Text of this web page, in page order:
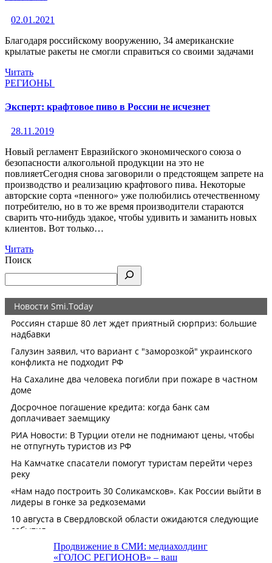
02.01.2021
Благодаря российскому вооружению, 34 американские
крылатые ракеты не смогли справиться со своими задачами
Читать
РЕГИОНЫ
Эксперт: крафтовое пиво в России не исчезнет
28.11.2019
Новый регламент Евразийского экономического союза о
безопасности алкогольной продукции на это не
повлияетСегодня снова заговорили о предстоящем запрете на
производство и реализацию крафтового пива. Некоторые
авторские сорта «пенного» уже полюбились отечественному
потребителю, но в то же время производители стараются
сварить что-нибудь эдакое, чтобы удивить и заманить новых
клиентов. Вот только…
Читать
Поиск
Продвижение в СМИ: медиахолдинг
«ГОЛОС РЕГИОНОВ» – ваш